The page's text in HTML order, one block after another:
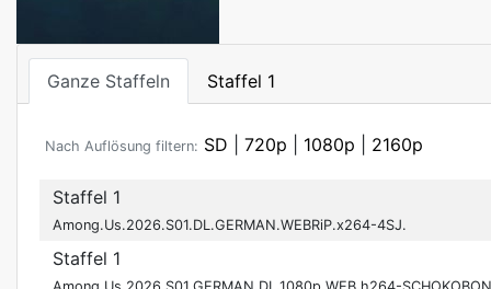
Ganze Staffeln Staffel 1
Nach Auflösung filtern: SD 720p 1080p 2160p
Staffel 1
Among.Us.2026.S01.DL.GERMAN.WEBRiP.x264-4SJ.
Staffel 1